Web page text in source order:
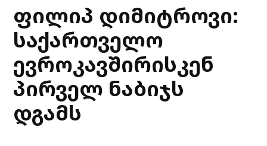
ფილიპ დიმიტროვი:
საქართველო
ევროკავშირისკენ
პირველ ნაბიჯს
დგამს